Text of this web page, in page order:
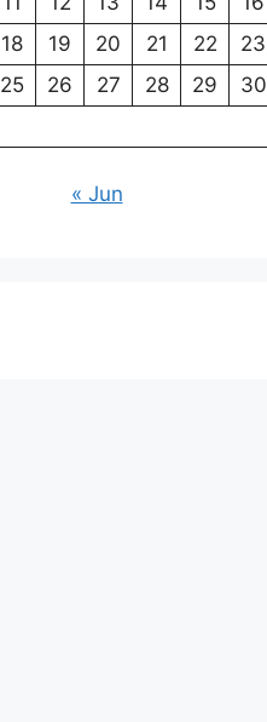
18 19 20 21 22
23
25 26 27 28 29
30
« Jun